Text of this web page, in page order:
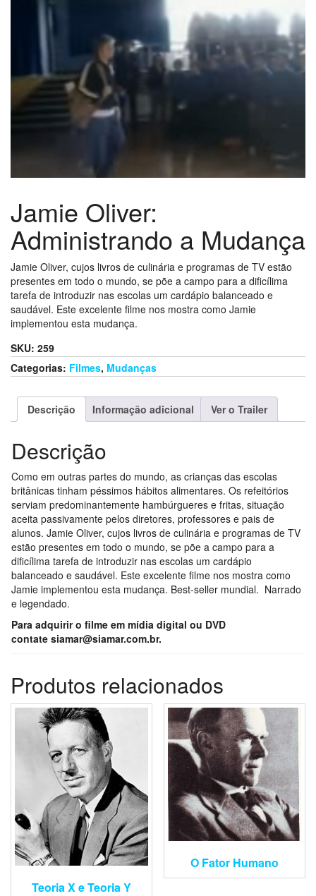
Jamie Oliver:
Administrando a Mudança
Jamie Oliver, cujos livros de culinária e programas de TV estão
presentes em todo o mundo, se põe a campo para a dificílima
tarefa de introduzir nas escolas um cardápio balanceado e
saudável. Este excelente filme nos mostra como Jamie
implementou esta mudança.
SKU: 259
Categorias: Filmes, Mudanças
Descrição Informação adicional Ver o Trailer
Descrição
Como em outras partes do mundo, as crianças das escolas
britânicas tinham péssimos hábitos alimentares. Os refeitórios
serviam predominantemente hambúrgueres e fritas, situação
aceita passivamente pelos diretores, professores e pais de
alunos. Jamie Oliver, cujos livros de culinária e programas de TV
estão presentes em todo o mundo, se põe a campo para a
dificílima tarefa de introduzir nas escolas um cardápio
balanceado e saudável. Este excelente filme nos mostra como
Jamie implementou esta mudança. Best-seller mundial. Narrado
e legendado.
Para adquirir o filme em mídia digital ou DVD
contate siamar@siamar.com.br.
Produtos relacionados
Teoria X e Teoria Y
O Fator Humano